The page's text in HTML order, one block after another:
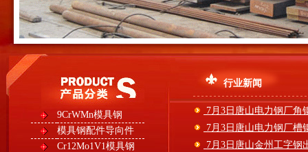
9CrWMn模具钢
模具钢配件导向件
Cr12Mo1V1模具钢
行业新闻
7月3日唐山电力钢厂角
7月3日唐山电力钢厂槽
7月3日唐山金州工字钢